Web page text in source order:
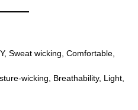
Sweat wicking, Comfortable,
wicking, Breathability, Light,